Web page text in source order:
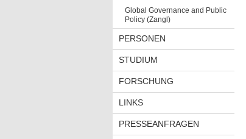
Global Governance and Public
Policy (Zangl)
PERSONEN
STUDIUM
FORSCHUNG
LINKS
PRESSEANFRAGEN